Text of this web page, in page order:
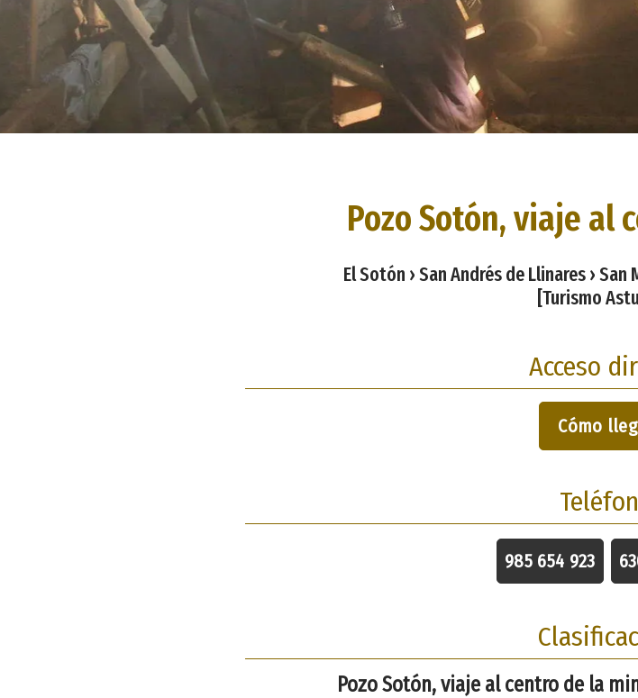
Pozo Sotón, viaje al
El Sotón › San Andrés de Llinares ›
[Turismo
Acceso
Cómo
985 654 923
Pozo Sotón, viaje al centro de la